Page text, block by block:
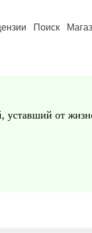
Поиск
уставший от